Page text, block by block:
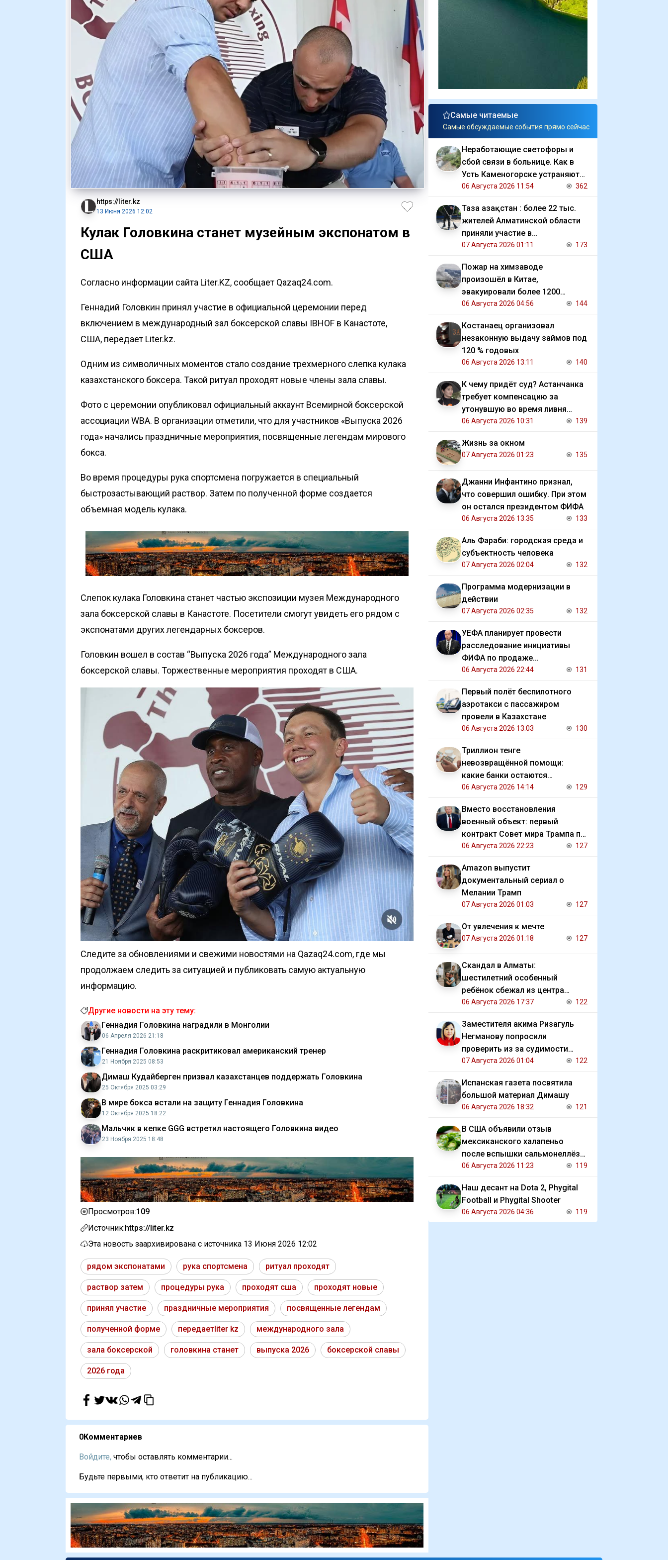
https://liter.kz
13 Июня 2026 12:02
Кулак Головкина станет музейным экспонатом в
США
Согласно информации сайта Liter.KZ, сообщает Qazaq24.com.
Геннадий Головкин принял участие в официальной церемонии перед
включением в международный зал боксерской славы IBHOF в Канастоте,
США, передает Liter.kz.
Одним из символичных моментов стало создание трехмерного слепка кулака
казахстанского боксера. Такой ритуал проходят новые члены зала славы.
Фото с церемонии опубликовал официальный аккаунт Всемирной боксерской
ассоциации WBA. В организации отметили, что для участников «Выпуска 2026
года» начались праздничные мероприятия, посвященные легендам мирового
бокса.
Во время процедуры рука спортсмена погружается в специальный
быстрозастывающий раствор. Затем по полученной форме создается
объемная модель кулака.
Слепок кулака Головкина станет частью экспозиции музея Международного
зала боксерской славы в Канастоте. Посетители смогут увидеть его рядом с
экспонатами других легендарных боксеров.
Головкин вошел в состав “Выпуска 2026 года” Международного зала
боксерской славы. Торжественные мероприятия проходят в США.
Следите за обновлениями и свежими новостями на Qazaq24.com, где мы
продолжаем следить за ситуацией и публиковать самую актуальную
информацию.
Другие новости на эту тему:
Геннадия Головкина наградили в Монголии
06 Апреля 2026 21:18
Геннадия Головкина раскритиковал американский тренер
21 Ноября 2025 08:53
Димаш Кудайберген призвал казахстанцев поддержать Головкина
25 Октября 2025 03:29
В мире бокса встали на защиту Геннадия Головкина
12 Октября 2025 18:22
Мальчик в кепке GGG встретил настоящего Головкина видео
23 Ноября 2025 18:48
Просмотров:109
Источник:https://liter.kz
Эта новость заархивирована с источника 13 Июня 2026 12:02
рядом экспонатами рука спортсмена ритуал проходят
раствор затем процедуры рука проходят сша проходят новые
принял участие праздничные мероприятия посвященные легендам
полученной форме передаетliter kz международного зала
зала боксерской головкина станет выпуска 2026 боксерской славы
2026 года
0Комментариев
Войдите, чтобы оставлять комментарии...
Будьте первыми, кто ответит на публикацию...
Самые читаемые
Самые обсуждаемые события прямо сейчас
Неработающие светофоры и
сбой связи в больнице. Как в
Усть Каменогорске устраняют
последствия ливня
06 Августа 2026 11:54 362
Таза Қазақстан : более 22 тыс.
жителей Алматинской области
приняли участие в
экологической акции
07 Августа 2026 01:11 173
Пожар на химзаводе
произошёл в Китае,
эвакуировали более 1200
человек
06 Августа 2026 04:56 144
Костанаец организовал
незаконную выдачу займов под
120 % годовых
06 Августа 2026 13:11 140
К чему придёт суд? Астанчанка
требует компенсацию за
утонувшую во время ливня
иномарку
06 Августа 2026 10:31 139
Жизнь за окном
07 Августа 2026 01:23 135
Джанни Инфантино признал,
что совершил ошибку. При этом
он остался президентом ФИФА
06 Августа 2026 13:35 133
Аль Фараби: городская среда и
субъектность человека
07 Августа 2026 02:04 132
Программа модернизации в
действии
07 Августа 2026 02:35 132
УЕФА планирует провести
расследование инициативы
ФИФА по продаже
коммерческих прав на ЧМ
06 Августа 2026 22:44 131
Первый полёт беспилотного
аэротакси с пассажиром
провели в Казахстане
06 Августа 2026 13:03 130
Триллион тенге
невозвращённой помощи:
какие банки остаются
должниками государства
06 Августа 2026 14:14 129
Вместо восстановления
военный объект: первый
контракт Совет мира Трампа по
Газе
06 Августа 2026 22:23 127
Amazon выпустит
документальный сериал о
Мелании Трамп
07 Августа 2026 01:03 127
От увлечения к мечте
07 Августа 2026 01:18 127
Скандал в Алматы:
шестилетний особенный
ребёнок сбежал из центра
реабилитации и потерялся
06 Августа 2026 17:37 122
Заместителя акима Ризагуль
Негманову попросили
проверить из за судимости
сестры
07 Августа 2026 01:04 122
Испанская газета посвятила
большой материал Димашу
06 Августа 2026 18:32 121
В США объявили отзыв
мексиканского халапеньо
после вспышки сальмонеллёза
в 27 штатах
06 Августа 2026 11:23 119
Наш десант на Dota 2, Phygital
Football и Phygital Shooter
06 Августа 2026 04:36 119